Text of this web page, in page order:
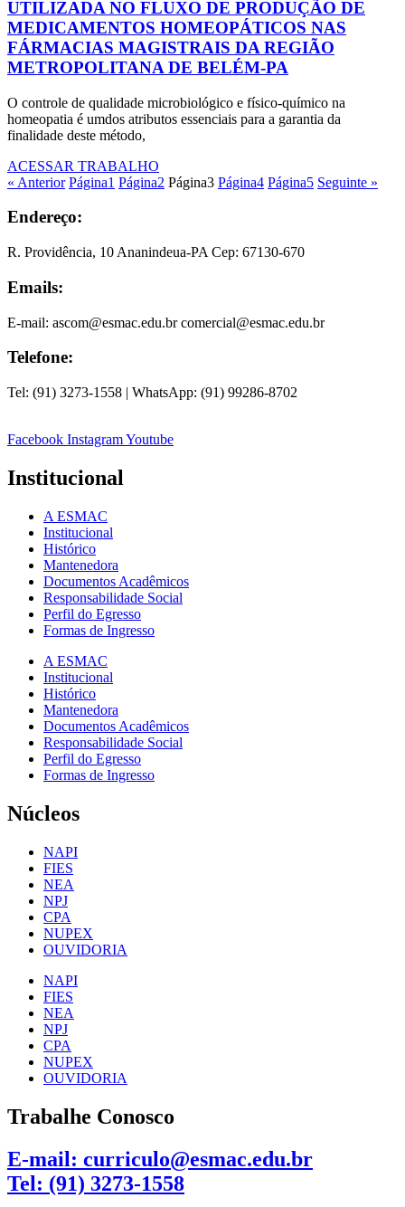
UTILIZADA NO FLUXO DE PRODUÇÃO DE
MEDICAMENTOS HOMEOPÁTICOS NAS
FÁRMACIAS MAGISTRAIS DA REGIÃO
METROPOLITANA DE BELÉM-PA
O controle de qualidade microbiológico e físico-químico na
homeopatia é umdos atributos essenciais para a garantia da
finalidade deste método,
ACESSAR TRABALHO
« Anterior Página1 Página2 Página3 Página4 Página5 Seguinte »
Endereço:
R. Providência, 10 Ananindeua-PA Cep: 67130-670
Emails:
E-mail: ascom@esmac.edu.br comercial@esmac.edu.br
Telefone:
Tel: (91) 3273-1558 | WhatsApp: (91) 99286-8702
Facebook InstagramYoutube
Institucional
A ESMAC
Institucional
Histórico
Mantenedora
Documentos Acadêmicos
Responsabilidade Social
Perfil do Egresso
Formas de Ingresso
A ESMAC
Institucional
Histórico
Mantenedora
Documentos Acadêmicos
Responsabilidade Social
Perfil do Egresso
Formas de Ingresso
Núcleos
NAPI
FIES
NEA
NPJ
CPA
NUPEX
OUVIDORIA
NAPI
FIES
NEA
NPJ
CPA
NUPEX
OUVIDORIA
Trabalhe Conosco
E-mail: curriculo@esmac.edu.br
Tel: (91) 3273-1558​